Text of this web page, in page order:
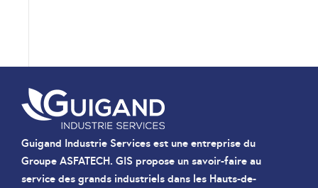
Guigand Industrie Services est une entreprise du
Groupe ASFATECH. GIS propose un savoir-faire au
service des grands industriels dans les Hauts-de-